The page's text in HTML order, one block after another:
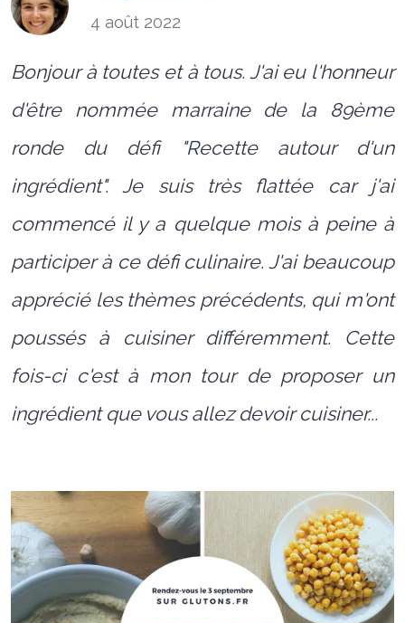
4 août 2022
Bonjour à toutes et à tous. J'ai eu l'honneur
d'être nommée marraine de la 89ème
ronde du défi "Recette autour d'un
ingrédient". Je suis très flattée car j'ai
commencé il y a quelque mois à peine à
participer à ce défi culinaire. J'ai beaucoup
apprécié les thèmes précédents, qui m'ont
poussés à cuisiner différemment. Cette
fois-ci c'est à mon tour de proposer un
ingrédient que vous allez devoir cuisiner...